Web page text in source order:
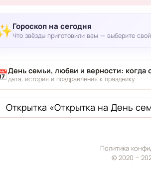
Гороскоп на сегодня
Что звёзды приготовили вам — выберите
День семьи, любви и верности: когда
дата, история и поздравления к празднику
Открытка «Открытка на День
Политика
© 2020 ‒